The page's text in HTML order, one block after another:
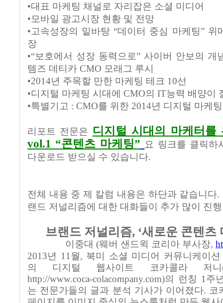
•대표 마케팅 채널로 자리잡은 소셜 미디어
•모바일 광고시장 현황 및 전망
•고속성장의 밑바탕 “데이터 중심 마케팅”
장
•“보호에서 성장 동력으로” 사이버 안보의
템즈 데티카 CMO 모래그 루시
•2014년 주목할 만한 마케팅 테크 10선
•디지털 마케팅 시대에 CMO의 IT능력 배양이
•특별기고 : CMO를 위한 2014년 디지털 마케
리포트 전문은 디지털 시대의 마케터
vol.1 “콘텐츠 마케팅” 요 링크를 클릭하
다운로드 받으실 수 있습니다.
전체 내용 중 제 칼럼 내용은 하단과 같습니다
랜드 저널리즘에 대한 대화들이 추가 많이 진
브랜드 저널리즘, ‘새로운 콘텐츠
이중대 (웨버 샌드윅 코리아 부사장,
2013년 11 월, 북미 소셜 미디어 커뮤니케이
의 디지털 웹사이트 코카콜라 저니
http://www.coca-colacompany.com)의 런칭 1 주
는 전문가들의 글과 분석 기사가 이어졌다. 코